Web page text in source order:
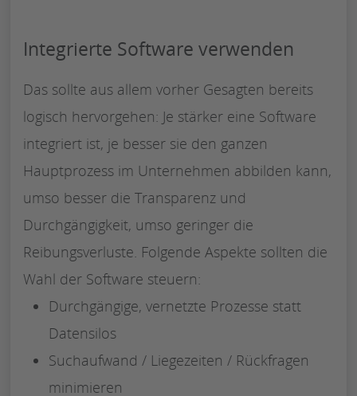
Integrierte Software verwenden
Das sollte aus allem vorher Gesagten bereits
logisch hervorgehen: Je stärker eine Software
integriert ist, je besser sie den ganzen
Hauptprozess im Unternehmen abbilden kann,
umso besser die Transparenz und
Durchgängigkeit, umso geringer die
Reibungsverluste. Folgende Aspekte sollten die
Wahl der Software steuern:
Durchgängige, vernetzte Prozesse statt
Datensilos
Suchaufwand / Liegezeiten / Rückfragen
minimieren